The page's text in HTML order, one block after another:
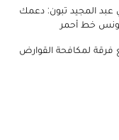
عبد المجيد تبون: دعمك
خط أحمر
لمكافحة القوارض